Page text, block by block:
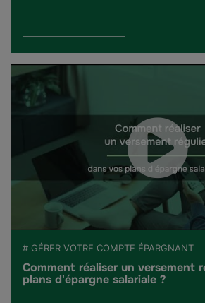
# GÉRER VOTRE COMPTE ÉPARGNANT
Comment réaliser un versement
plans d'épargne salariale ?